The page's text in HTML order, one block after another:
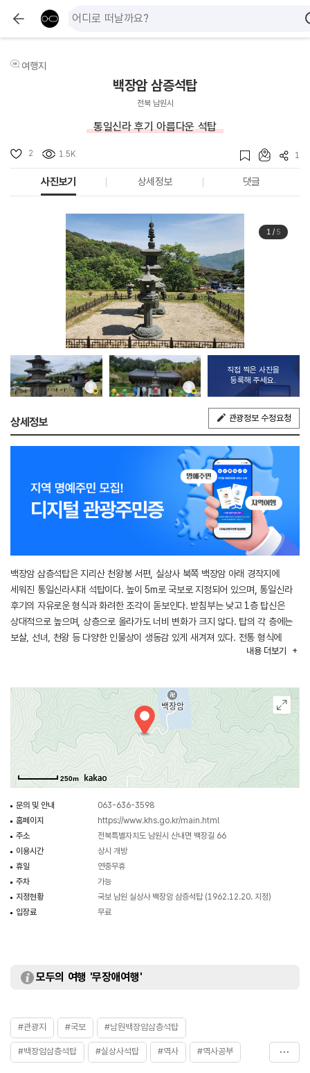
여행지
백장암 삼층석탑
전북 남원시
통일신라 후기 아름다운 석탑
2 1.5K 1
사진보기 상세정보 댓글
1/ 5
직접 찍은 사진을
등록해 주세요.
상세정보 관광정보 수정요청
백장암 삼층석탑은 지리산 천왕봉 서편, 실상사 북쪽 백장암 아래 경작지에
세워진 통일신라시대 석탑이다. 높이 5m로 국보로 지정되어 있으며, 통일신라
후기의 자유로운 형식과 화려한 조각이 돋보인다. 받침부는 낮고 1층 탑신은
상대적으로 높으며, 상층으로 올라가도 너비 변화가 크지 않다. 탑의 각 층에는
보살, 선녀, 천왕 등 다양한 인물상이 생동감 있게 새겨져 있다. 전통 형식에
내용 더보기
250m
문의 및 안내
063-636-3598
홈페이지
https://www.khs.go.kr/main.html
주소
전북특별자치도 남원시 산내면 백장길 66
이용시간
상시 개방
휴일
연중무휴
주차
가능
지정현황
국보 남원 실상사 백장암 삼층석탑 (1962.12.20. 지정)
입장료
무료
모두의 여행 '무장애여행'
#관광지 #국보 #남원백장암삼층석탑
#백장암삼층석탑 #실상사석탑 #역사 #역사공부